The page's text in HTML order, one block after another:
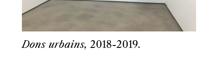
Dons urbains, 2018-2019.